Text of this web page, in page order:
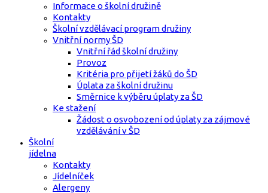
Informace o školní družině
Kontakty
Školní vzdělávací program družiny
Vnitřní normy ŠD
Vnitřní řád školní družiny
Provoz
Kritéria pro přijetí žáků do ŠD
Úplata za školní družinu
Směrnice k výběru úplaty za ŠD
Ke stažení
Žádost o osvobození od úplaty za zájmové
vzdělávání v ŠD
Školní
jídelna
Kontakty
Jídelníček
Alergeny